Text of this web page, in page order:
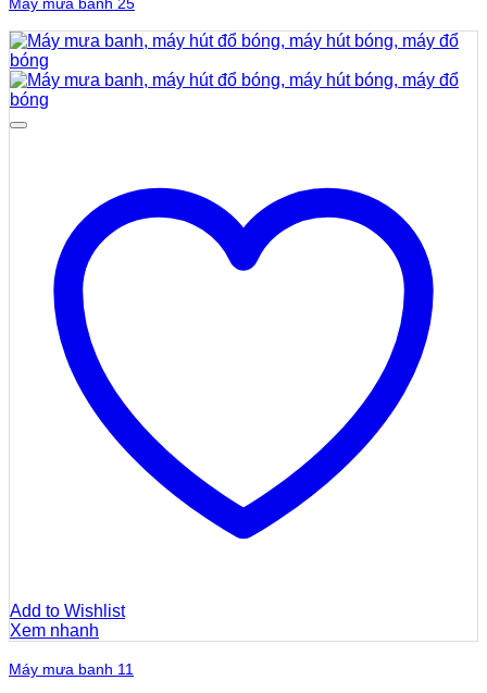
Add to Wishlist
Xem nhanh
Máy mưa banh 11